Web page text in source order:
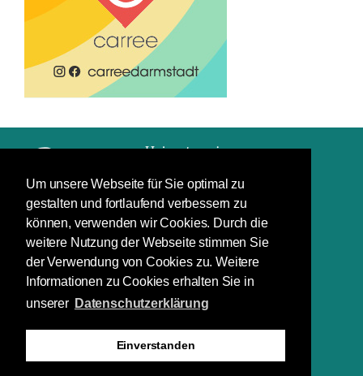
Um unsere Webseite für Sie optimal zu
gestalten und fortlaufend verbessern zu
können, verwenden wir Cookies. Durch die
weitere Nutzung der Webseite stimmen Sie
der Verwendung von Cookies zu. Weitere
Informationen zu Cookies erhalten Sie in
unserer Datenschutzerklärung
Einverstanden
Impressum
Datenschutz
Schuchardstraße 7
(06151) 29 66 40